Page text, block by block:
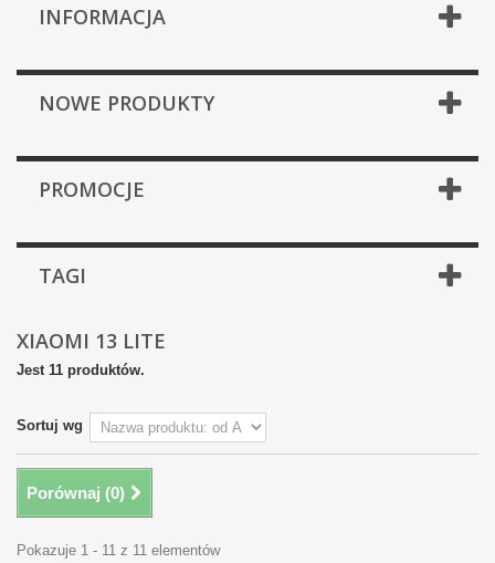
INFORMACJA
NOWE PRODUKTY
PROMOCJE
TAGI
XIAOMI 13 LITE
Jest 11 produktów.
Sortuj wg
Porównaj (0)
Pokazuje 1 - 11 z 11 elementów